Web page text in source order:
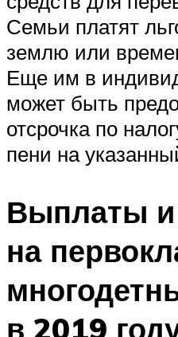
Семьи платят
землю или
Еще им в
может быть
отсрочка по
пени на
Выплаты и
на
в 2019